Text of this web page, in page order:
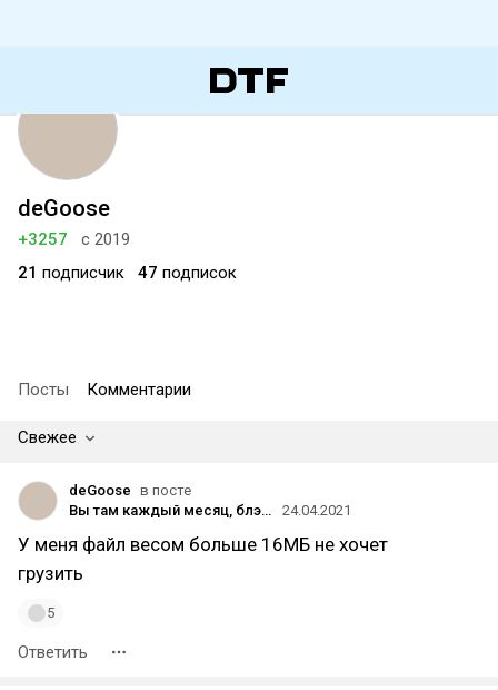
deGoose
+3257
с 2019
21 подписчик 47 подписок
Посты Комментарии
Свежее
deGoose в посте
Вы там каждый месяц, блэд, уменьшаете размер загружаемых файлов на 1Мб?
24.04.2021
У меня файл весом больше 16МБ не хочет
грузить
5
Ответить